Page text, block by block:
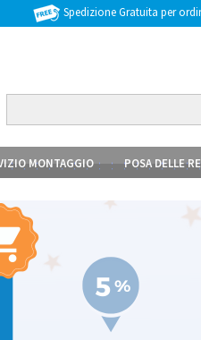
Spedizione Gratuita per
MONTAGGIO POSA DELLE